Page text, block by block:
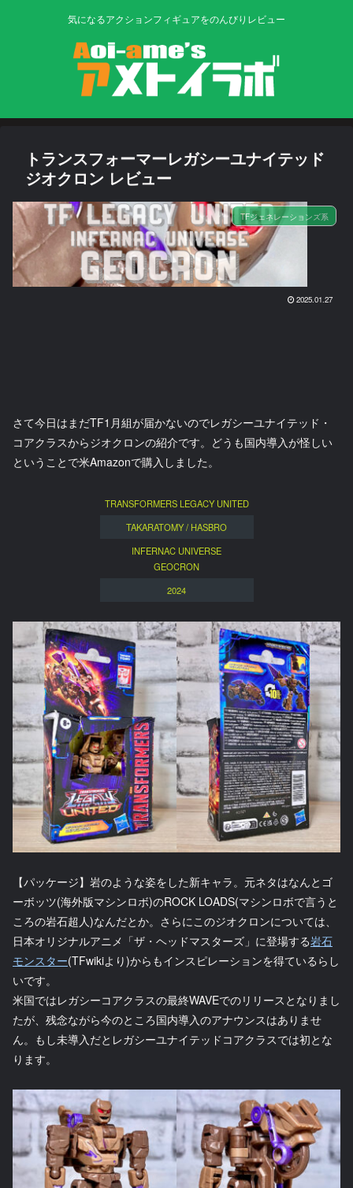
気になるアクションフィギュアをのんびりレビュー
トランスフォーマーレガシーユナイテッド
ジオクロン レビュー
TFジェネレーションズ系
2025.01.27
さて今日はまだTF1月組が届かないのでレガシーユナイテッド・
コアクラスからジオクロンの紹介です。どうも国内導入が怪しい
ということで米Amazonで購入しました。
TRANSFORMERS LEGACY UNITED
TAKARATOMY / HASBRO
INFERNAC UNIVERSE
GEOCRON
2024
【パッケージ】岩のような姿をした新キャラ。元ネタはなんとゴ
ーボッツ(海外版マシンロボ)のROCK LOADS(マシンロボで言うと
ころの岩石超人)なんだとか。さらにこのジオクロンについては、
日本オリジナルアニメ「ザ・ヘッドマスターズ」に登場する岩石
モンスター(TFwikiより)からもインスピレーションを得ているらし
いです。
米国ではレガシーコアクラスの最終WAVEでのリリースとなりまし
たが、残念ながら今のところ国内導入のアナウンスはありませ
ん。もし未導入だとレガシーユナイテッドコアクラスでは初とな
ります。